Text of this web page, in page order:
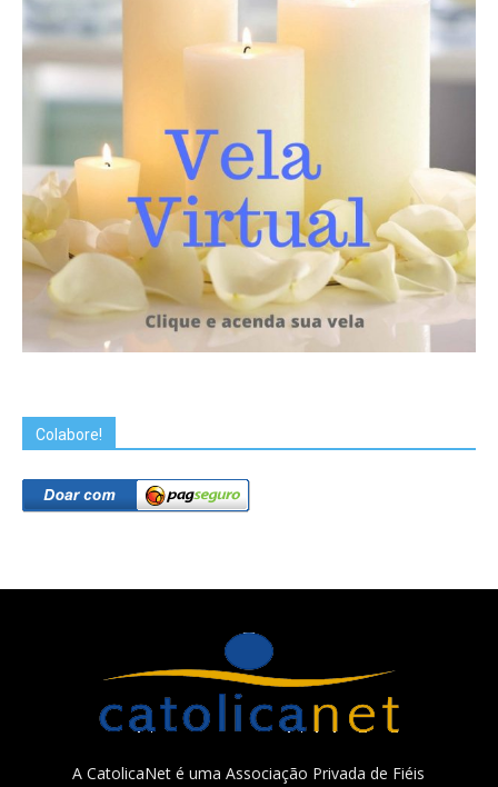
Colabore!
A CatolicaNet é uma Associação Privada de Fiéis